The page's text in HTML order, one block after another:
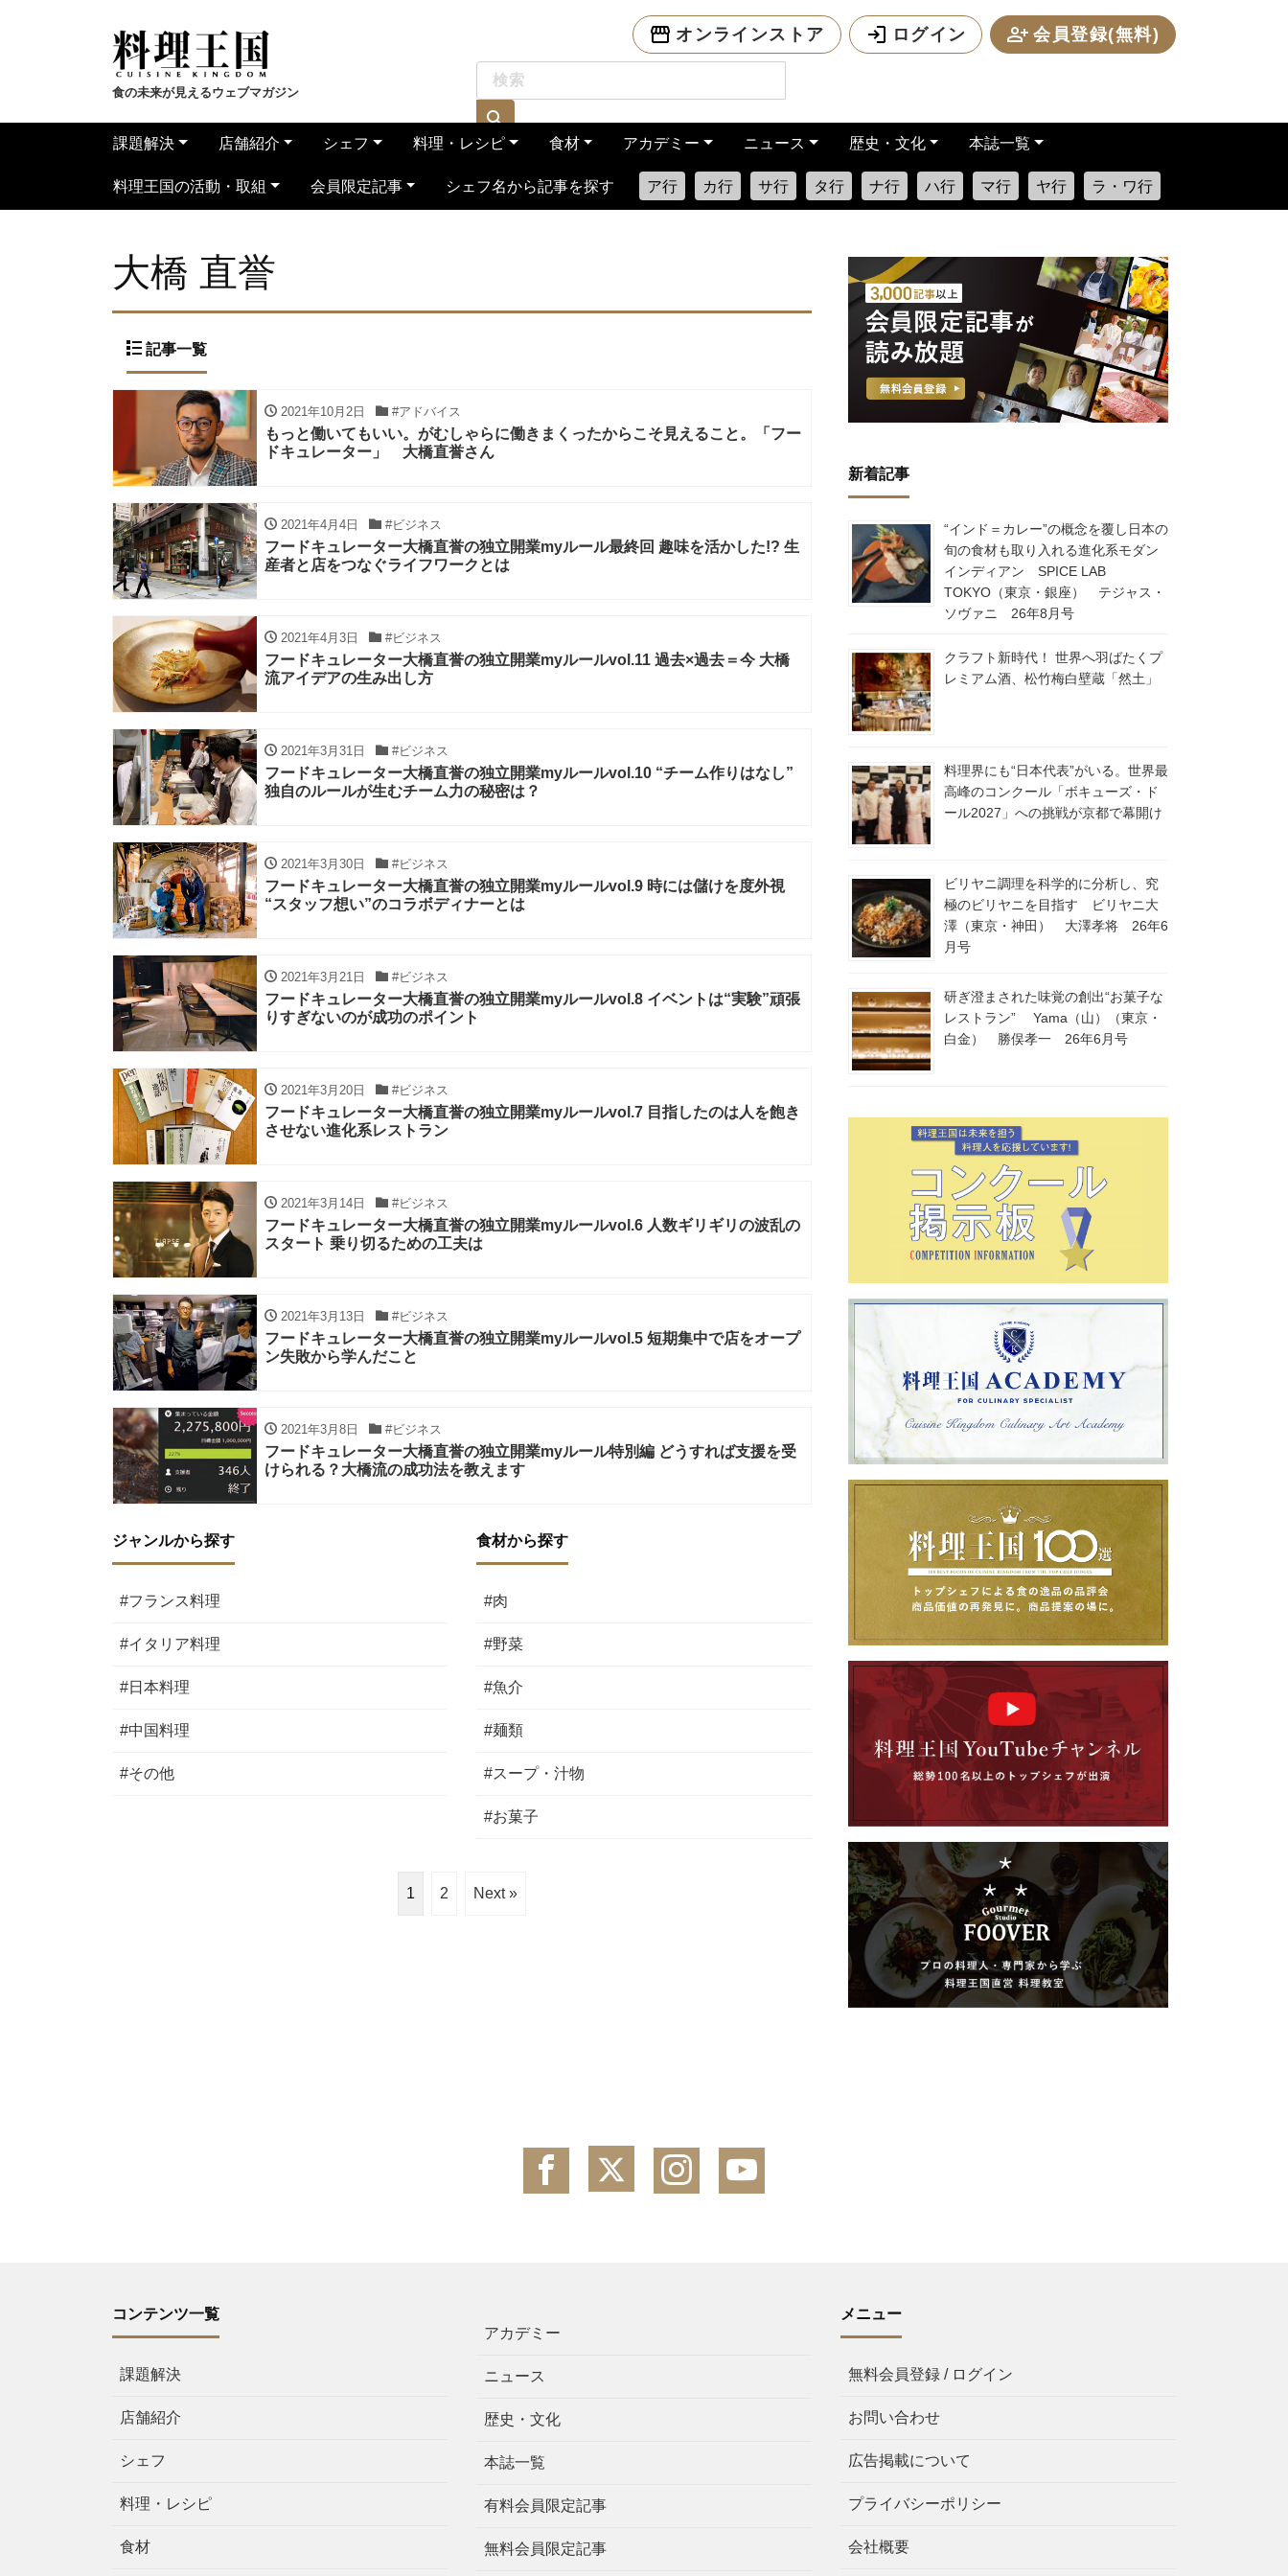
食の未来が見えるウェブマガジン
オンラインストア ログイン 会員登録(無料)
課題解決 店舗紹介 シェフ 料理・レシピ 食材 アカデミー ニュース 歴史・文化 本誌一覧
料理王国の活動・取組 会員限定記事 シェフ名から記事を探す ア行 カ行 サ行 タ行 ナ行 ハ行 マ行 ヤ行 ラ・ワ行
大橋 直誉
記事一覧
2021年10月2日 #アドバイス
もっと働いてもいい。がむしゃらに働きまくったからこそ見えること。「フー
ドキュレーター」 大橋直誉さん
2021年4月4日 #ビジネス
フードキュレーター大橋直誉の独立開業myルール最終回 趣味を活かした!? 生
産者と店をつなぐライフワークとは
2021年4月3日 #ビジネス
フードキュレーター大橋直誉の独立開業myルールvol.11 過去×過去＝今 大橋
流アイデアの生み出し方
2021年3月31日 #ビジネス
フードキュレーター大橋直誉の独立開業myルールvol.10 “チーム作りはなし”
独自のルールが生むチーム力の秘密は？
2021年3月30日 #ビジネス
フードキュレーター大橋直誉の独立開業myルールvol.9 時には儲けを度外視
“スタッフ想い”のコラボディナーとは
2021年3月21日 #ビジネス
フードキュレーター大橋直誉の独立開業myルールvol.8 イベントは“実験”頑張
りすぎないのが成功のポイント
2021年3月20日 #ビジネス
フードキュレーター大橋直誉の独立開業myルールvol.7 目指したのは人を飽き
させない進化系レストラン
2021年3月14日 #ビジネス
フードキュレーター大橋直誉の独立開業myルールvol.6 人数ギリギリの波乱の
スタート 乗り切るための工夫は
2021年3月13日 #ビジネス
フードキュレーター大橋直誉の独立開業myルールvol.5 短期集中で店をオープ
ン失敗から学んだこと
2021年3月8日 #ビジネス
フードキュレーター大橋直誉の独立開業myルール特別編 どうすれば支援を受
けられる？大橋流の成功法を教えます
ジャンルから探す
#フランス料理
#イタリア料理
#日本料理
#中国料理
#その他
食材から探す
#肉
#野菜
#魚介
#麺類
#スープ・汁物
#お菓子
1 2 Next »
新着記事
“インド＝カレー”の概念を覆し日本の
旬の食材も取り入れる進化系モダン
インディアン SPICE LAB
TOKYO（東京・銀座） テジャス・
ソヴァニ 26年8月号
クラフト新時代！ 世界へ羽ばたくプ
レミアム酒、松竹梅白壁蔵「然土」
料理界にも“日本代表”がいる。世界最
高峰のコンクール「ボキューズ・ド
ール2027」への挑戦が京都で幕開け
ビリヤニ調理を科学的に分析し、究
極のビリヤニを目指す ビリヤニ大
澤（東京・神田） 大澤孝将 26年6
月号
研ぎ澄まされた味覚の創出“お菓子な
レストラン” Yama（山）（東京・
白金） 勝俣孝一 26年6月号
コンテンツ一覧
課題解決
店舗紹介
シェフ
料理・レシピ
食材
アカデミー
ニュース
歴史・文化
本誌一覧
有料会員限定記事
無料会員限定記事
メニュー
無料会員登録 / ログイン
お問い合わせ
広告掲載について
プライバシーポリシー
会社概要